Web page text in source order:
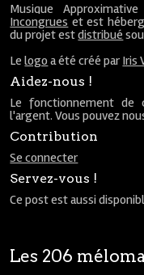
Musique
Incongrues et est
du projet estdistribué
Lelogo a été créé par Iris
Aidez-nous !
Le fonctionnement
l'argent. Vous pouvez
Contribution
Se connecter
Servez-vous !
Ce post est aussi
Les 206